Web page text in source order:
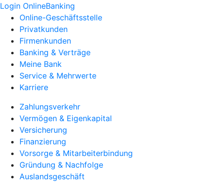
Login OnlineBanking
Online-Geschäftsstelle
Privatkunden
Firmenkunden
Banking & Verträge
Meine Bank
Service & Mehrwerte
Karriere
Zahlungsverkehr
Vermögen & Eigenkapital
Versicherung
Finanzierung
Vorsorge & Mitarbeiterbindung
Gründung & Nachfolge
Auslandsgeschäft